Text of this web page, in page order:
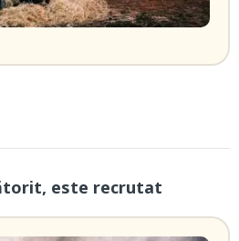
este recrutat